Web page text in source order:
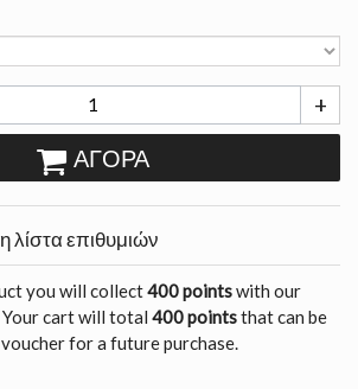
+
ΑΓΟΡΆ
λίστα επιθυμιών
you will collect400 pointswith our
cart will total 400 pointsthat can be
for a future purchase.